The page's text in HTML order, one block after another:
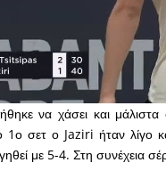
να χάσει και
σετ ο Jaziri ήταν λίγο
με 5-4. Στη συνέχεια